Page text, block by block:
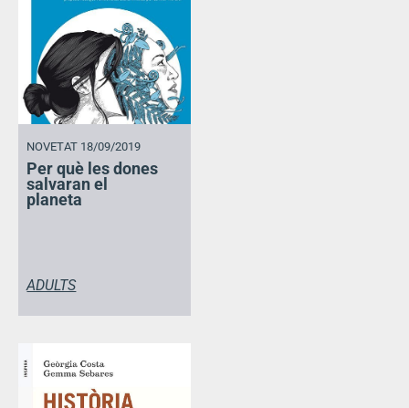
NOVETAT 18/09/2019
Per què les dones
salvaran el
planeta
ADULTS